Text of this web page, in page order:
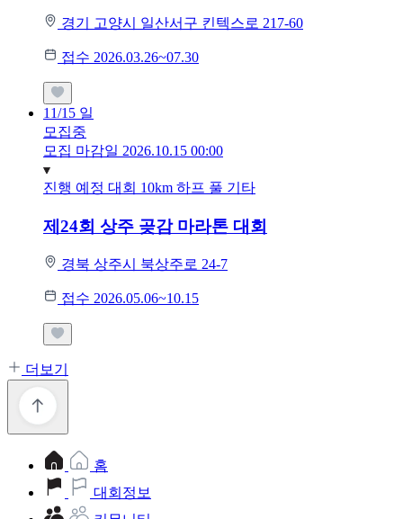
경기 고양시 일산서구 킨텍스로 217-60
접수 2026.03.26~07.30
11/15 일
모집중
모집 마감일 2026.10.15 00:00
진행 예정 대회 10km 하프 풀 기타
제24회 상주 곶감 마라톤 대회
경북 상주시 북상주로 24-7
접수 2026.05.06~10.15
더보기
홈
대회정보